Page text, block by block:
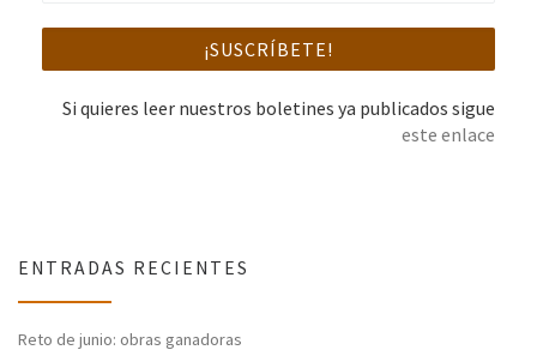
Si quieres leer nuestros boletines ya publicados sigue
este enlace
ENTRADAS RECIENTES
Reto de junio: obras ganadoras